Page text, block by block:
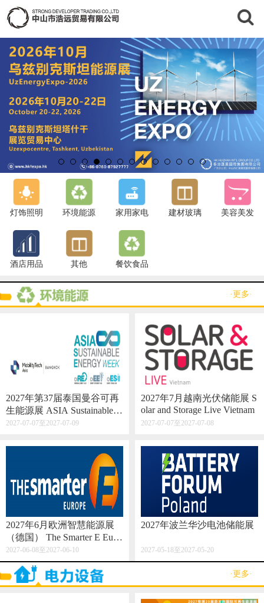
灯饰照明 环境能源 家用家电 建材玻璃 美容美发
酒店用品 其他 餐饮食品
·更多·
2027年第37届泰国曼谷可再
生能源展 ASIA Sustainable E
nergy Week
2027-07-07至2027-07-09
2027年7月越南光伏储能展 S
olar and Storage Live Vietnam
2027-07-07至2027-07-08
2027年6月欧洲智慧能源展
（德国） The Smarter E Euro
pe 2027
2027-06-08至2027-06-10
2027年波兰华沙电池储能展
2027-05-18至2027-05-20
·更多·